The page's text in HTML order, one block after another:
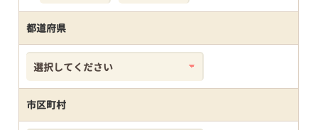
都道府県
市区町村